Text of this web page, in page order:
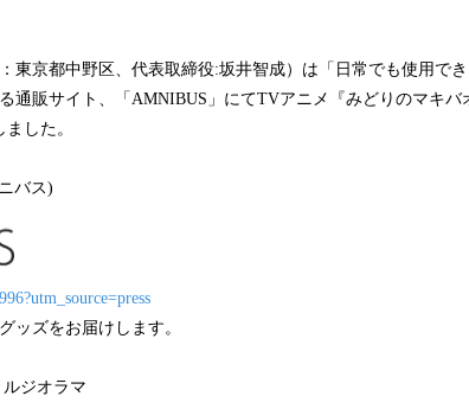
み
込
東京都中野区、代表取締役:坂井智成）は「日常でも使用で
通販サイト、「AMNIBUS」にてTVアニメ『みどりのマキバ
した。
バス)
ッズをお届けします。
ジオラマ